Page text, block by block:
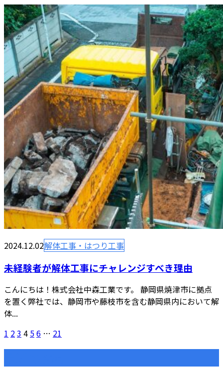
2024.12.02解体工事・はつり工事
未経験者が解体工事にチャレンジすべき理由
こんにちは！株式会社中森工業です。 静岡県焼津市に拠点
を置く弊社では、静岡市や藤枝市を含む静岡県内において解
体...
1 23 4 56 … 21